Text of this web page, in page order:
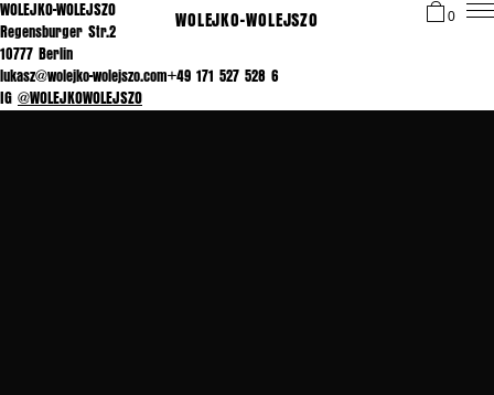
WOLEJKO-WOLEJSZO 0
WOLEJKO-WOLEJSZO
Regensburger Str.2
10777 Berlin
lukasz@wolejko-wolejszo.com+49 171 527 528 6
IG @WOLEJKOWOLEJSZO